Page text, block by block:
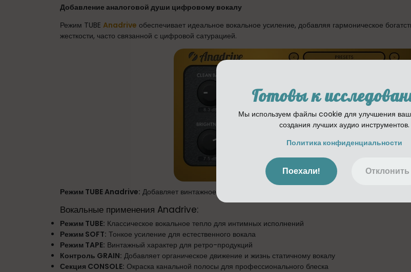
Готовы к
Мы используем файлы cookie для улучшения
создания лучших аудио инструментов.
Политика конфиденциальности
Поехали! Отклонить
Добавление аналоговой души цифровому вокалу
Режим TUBE Anadrive обеспечивает идеальное вокальное усиление, добавляя гармоническое
жесткости, часто связанной с цифровой сатурацией.
Режим TUBE Anadrive: Добавляет винтажное ламповое тепло к вокалу с музыкальным
Вокальные применения Anadrive:
Режим TUBE: Классическое вокальное тепло для интимных исполнений
Режим SOFT: Тонкое усиление для естественного вокала
Режим TAPE: Винтажный характер для ретро-продукций
Контроль GRAIN: Добавляет органическое движение и жизнь статичному вокалу
Секция CONSOLE: Окраска канальной полосы для профессионального блеска